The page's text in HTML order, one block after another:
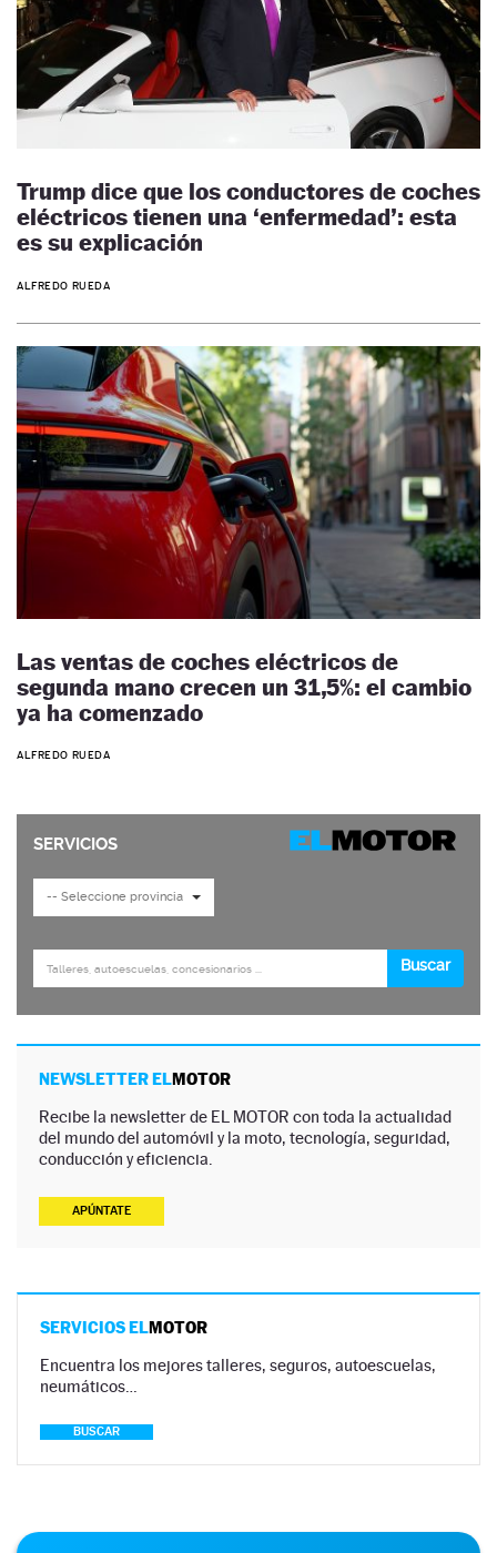
Trump dice que los conductores de coches
eléctricos tienen una ‘enfermedad’: esta
es su explicación
ALFREDO RUEDA
Las ventas de coches eléctricos de
segunda mano crecen un 31,5%: el cambio
ya ha comenzado
ALFREDO RUEDA
NEWSLETTER ELMOTOR
Recibe la newsletter de EL MOTOR con toda la actualidad
del mundo del automóvil y la moto, tecnología, seguridad,
conducción y eficiencia.
APÚNTATE
SERVICIOS ELMOTOR
Encuentra los mejores talleres, seguros, autoescuelas,
neumáticos…
BUSCAR